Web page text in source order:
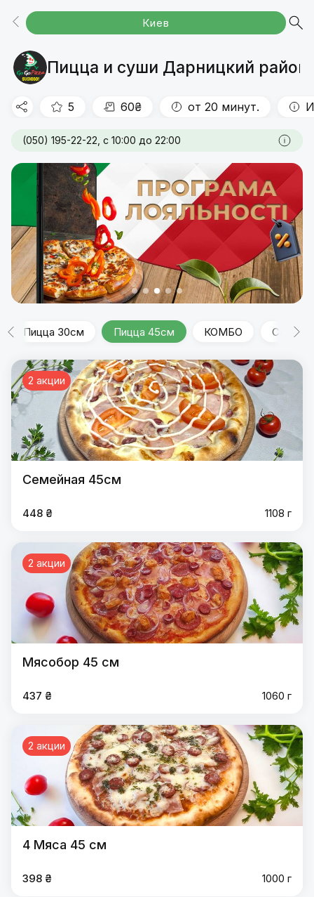
Киев
Пицца и суши Дарницкий район
5 60₴ от 20 минут.
(050) 195-22-22, с 10:00 до 22:00
Пицца 30см Пицца 45см КОМБО Сеты
Акции
Пицца 30см
Пицца 45см
КОМБО
Сеты
Шава-ролл
Роллы
Запеченные роллы
Мини роллы
Кальцоне
Снеки
Напитки
2 акции
Семейная 45см
448 ₴ 1108 г
2 акции
Мясобор 45 см
437 ₴ 1060 г
2 акции
4 Мяса 45 см
398 ₴ 1000 г